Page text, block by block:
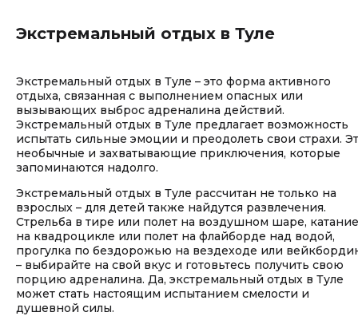
Экстремальный отдых в Туле
Экстремальный отдых в Туле – это форма активного
отдыха, связанная с выполнением опасных или
вызывающих выброс адреналина действий.
Экстремальный отдых в Туле предлагает возможность
испытать сильные эмоции и преодолеть свои страхи.
необычные и захватывающие приключения, которые
запоминаются надолго.
Экстремальный отдых в Туле рассчитан не только на
взрослых – для детей также найдутся развлечения.
Стрельба в тире или полет на воздушном шаре, катание
на квадроцикле или полет на флайборде над водой,
прогулка по бездорожью на вездеходе или
– выбирайте на свой вкус и готовьтесь получить свою
порцию адреналина. Да, экстремальный отдых в Туле
может стать настоящим испытанием смелости и
душевной силы.